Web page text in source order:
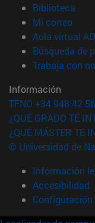
Biblioteca
Mi correo
Aula virtual
Búsqueda de
Trabaja con
Información
TFNO +34 948 42
¿QUÉ GRADO TE
¿QUÉ MÁSTER TE
© Universidad de
Información
Accesibilidad